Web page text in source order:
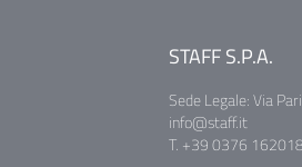
STAFF S.P.A.
Sede Legale: Via
info@staff.it
T. +39 0376